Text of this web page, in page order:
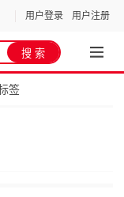
用户登录 用户注册
签